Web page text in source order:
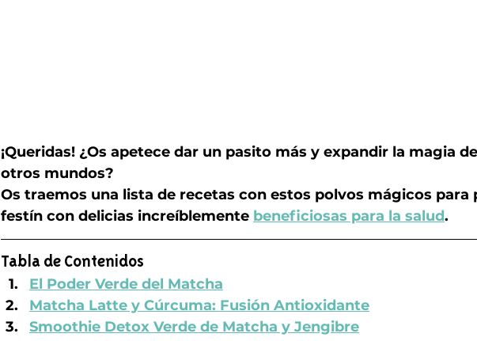
¡Queridas! ¿Os apetece dar un pasito más y expandir la magia
otros mundos?
Os traemos una lista de recetas con estos polvos mágicos para
festín con delicias increíblemente beneficiosas para la salud.
Tabla de Contenidos
El Poder Verde del Matcha
Matcha Latte y Cúrcuma: Fusión Antioxidante
Smoothie Detox Verde de Matcha y Jengibre